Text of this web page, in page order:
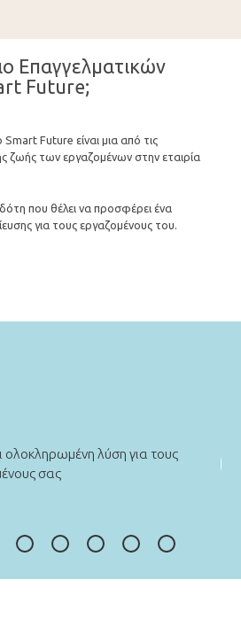
Επαγγελματικών
Future;
Future είναι μια από τις
ζωής των εργαζομένων στην εταιρία
που θέλει να προσφέρει ένα
για τους εργαζομένους του.
ολοκληρωμένη λύση για τους
σας